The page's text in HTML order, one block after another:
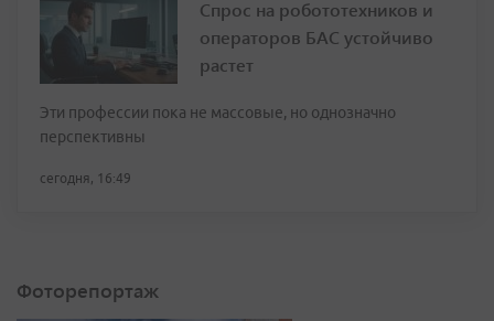
Спрос на робототехников и
операторов БАС устойчиво
растет
Эти профессии пока не массовые, но однозначно
перспективны
сегодня, 16:49
Фоторепортаж